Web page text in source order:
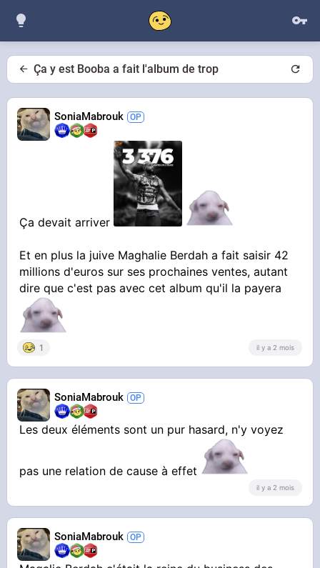
Ça y est Booba a fait l'album de trop
SoniaMabrouk
Ça devait arriver
Et en plus la juive Maghalie Berdah a fait saisir 42
millions d'euros sur ses prochaines ventes, autant
dire que c'est pas avec cet album qu'il la payera
1 il y a 2 mois
SoniaMabrouk
Les deux éléments sont un pur hasard, n'y voyez
pas une relation de cause à effet
il y a 2 mois
SoniaMabrouk